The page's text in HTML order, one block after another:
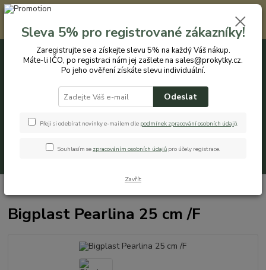
Registrovaným zákazníkům nabízíme slevu 5% na každý nákup. Máte-li
IČO, po registraci nám jej zašlete na sales@prokytky.cz. Po jeho ověření
získáte slevu individuální. Přejít na registraci →
CZK
+420 774 544 973 0ks
Bigplast Pearlina 25 cm /F
Sleva 5% pro registrované zákazníky!
Zaregistrujte se a získejte slevu 5% na každý Váš nákup.
Máte-li IČO, po registraci nám jej zašlete na sales@prokytky.cz.
Po jeho ověření získáte slevu individuální.
Odeslat
Přeji si odebírat novinky e-mailem dle podmínek zpracování osobních údajů.
Souhlasím se zpracováním osobních údajů pro účely registrace.
Zavřít